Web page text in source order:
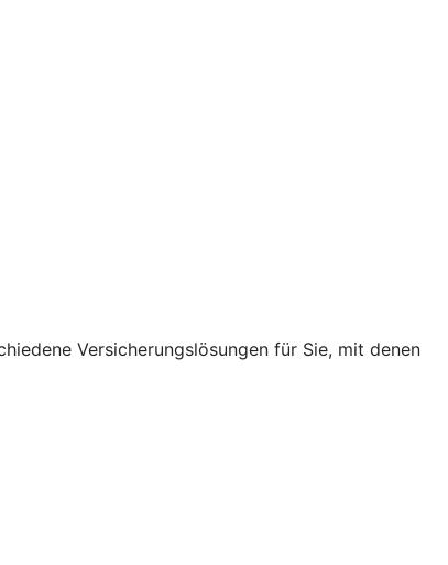
Versicherungslösungen für Sie, mit denen